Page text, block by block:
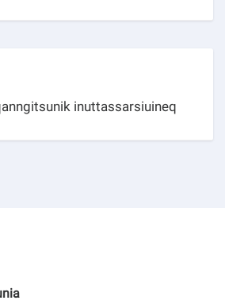
inuttassarsiuineq